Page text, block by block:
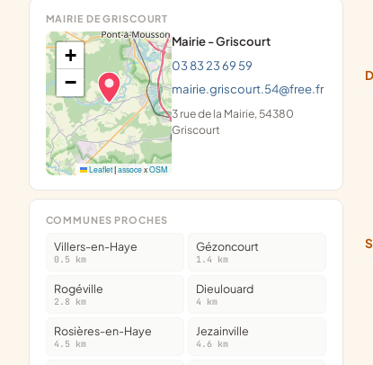
MAIRIE DE GRISCOURT
+
−
Leaflet|assocexOSM
Mairie - Griscourt
03 83 23 69 59
mairie.griscourt.54@free.fr
3 rue de la Mairie, 54380
Griscourt
COMMUNES PROCHES
Villers-en-Haye
0.5 km
Gézoncourt
1.4 km
Rogéville
2.8 km
Dieulouard
4 km
Rosières-en-Haye
4.5 km
Jezainville
4.6 km